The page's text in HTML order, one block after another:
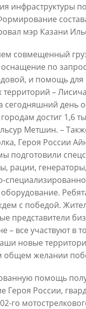
инфраструктуры
мэр Казани
совмещенный
по
и помощь для
–
сегодняшний день
достиг 1,6
Метшин. –
Героя России
подготовили
рации,
с победой.
представители
– все участвуют в
новые
общем желании
помощь
Героя России,
го